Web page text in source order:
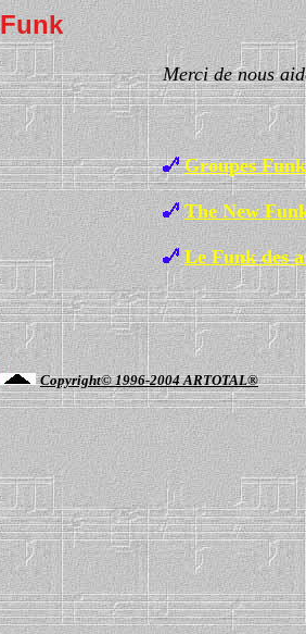
Funk
Merci de nous
Groupes Funk
The New
Le Funk des
Copyright© 1996-2004 ARTOTAL®